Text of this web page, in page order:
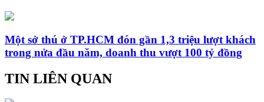
Một sở thú ở TP.HCM đón gần 1,3 triệu lượt khách
trong nửa đầu năm, doanh thu vượt 100 tỷ đồng
TIN LIÊN QUAN